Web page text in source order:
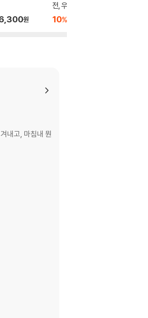
원
전, 우리는
10%
내고, 마침내 뭔